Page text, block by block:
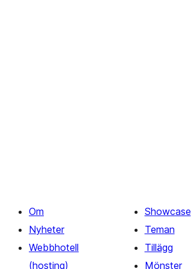
Om
Nyheter
Webbhotell
(hosting)
Showcase
Teman
Tillägg
Mönster